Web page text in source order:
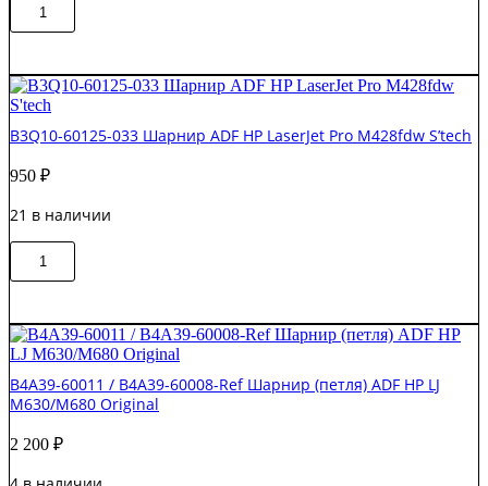
товара
Шарнир
(петля)
ADF
HP
M830/CLJ
Original
B3Q10-60125-033 Шарнир ADF HP LaserJet Pro M428fdw S’tech
950 ₽
21 в наличии
Количество
товара
033
Шарнир
ADF
HP
LaserJet
M428fdw
B4A39-60011 / B4A39-60008-Ref Шарнир (петля) ADF HP LJ
M630/M680 Original
2 200 ₽